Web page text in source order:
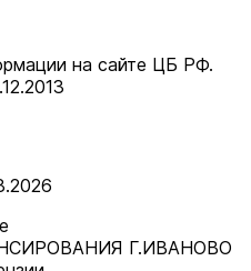
на сайте ЦБ РФ.
Г.ИВАНОВО